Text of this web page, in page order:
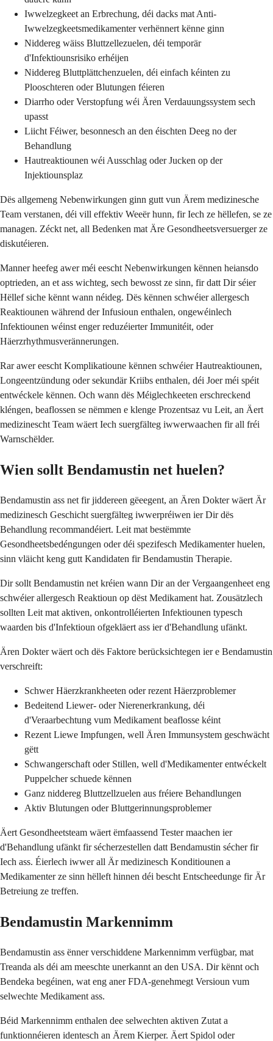
Iwwelzegkeet an Erbrechung, déi dacks mat Anti-
Iwwelzegkeetsmedikamenter verhënnert kënne ginn
Niddereg wäiss Bluttzellezuelen, déi temporär
d'Infektiounsrisiko erhéijen
Niddereg Bluttplättchenzuelen, déi einfach kéinten zu
Plooschteren oder Blutungen féieren
Diarrho oder Verstopfung wéi Ären Verdauungssystem sech
upasst
Liicht Féiwer, besonnesch an den éischten Deeg no der
Behandlung
Hautreaktiounen wéi Ausschlag oder Jucken op der
Injektiounsplaz
Dës allgemeng Nebenwirkungen ginn gutt vun Ärem medizinesche
Team verstanen, déi vill effektiv Weeër hunn, fir Iech ze hëllefen, se ze
managen. Zéckt net, all Bedenken mat Äre Gesondheetsversuerger ze
diskutéieren.
Manner heefeg awer méi eescht Nebenwirkungen kënnen heiansdo
optrieden, an et ass wichteg, sech bewosst ze sinn, fir datt Dir séier
Hëllef siche kënnt wann néideg. Dës kënnen schwéier allergesch
Reaktiounen während der Infusioun enthalen, ongewéinlech
Infektiounen wéinst enger reduzéierter Immunitéit, oder
Häerzrhythmusverännerungen.
Rar awer eescht Komplikatioune kënnen schwéier Hautreaktiounen,
Longeentzündung oder sekundär Kriibs enthalen, déi Joer méi spéit
entwéckele kënnen. Och wann dës Méiglechkeeten erschreckend
kléngen, beaflossen se nëmmen e klenge Prozentsaz vu Leit, an Äert
medizinescht Team wäert Iech suergfälteg iwwerwaachen fir all fréi
Warnschëlder.
Wien sollt Bendamustin net huelen?
Bendamustin ass net fir jiddereen gëeegent, an Ären Dokter wäert Är
medizinesch Geschicht suergfälteg iwwerpréiwen ier Dir dës
Behandlung recommandéiert. Leit mat bestëmmte
Gesondheetsbedéngungen oder déi spezifesch Medikamenter huelen,
sinn vläicht keng gutt Kandidaten fir Bendamustin Therapie.
Dir sollt Bendamustin net kréien wann Dir an der Vergaangenheet eng
schwéier allergesch Reaktioun op dëst Medikament hat. Zousätzlech
sollten Leit mat aktiven, onkontrolléierten Infektiounen typesch
waarden bis d'Infektioun ofgekläert ass ier d'Behandlung ufänkt.
Ären Dokter wäert och dës Faktore berücksichtegen ier e Bendamustin
verschreift:
Schwer Häerzkrankheeten oder rezent Häerzproblemer
Bedeitend Liewer- oder Nierenerkrankung, déi
d'Veraarbechtung vum Medikament beaflosse kéint
Rezent Liewe Impfungen, well Ären Immunsystem geschwächt
gëtt
Schwangerschaft oder Stillen, well d'Medikamenter entwéckelt
Puppelcher schuede kënnen
Ganz niddereg Bluttzellzuelen aus fréiere Behandlungen
Aktiv Blutungen oder Bluttgerinnungsproblemer
Äert Gesondheetsteam wäert ëmfaassend Tester maachen ier
d'Behandlung ufänkt fir sécherzestellen datt Bendamustin sécher fir
Iech ass. Éierlech iwwer all Är medizinesch Konditiounen a
Medikamenter ze sinn hëlleft hinnen déi bescht Entscheedunge fir Är
Betreiung ze treffen.
Bendamustin Markennimm
Bendamustin ass ënner verschiddene Markennimm verfügbar, mat
Treanda als déi am meeschte unerkannt an den USA. Dir kënnt och
Bendeka begéinen, wat eng aner FDA-genehmegt Versioun vum
selwechte Medikament ass.
Béid Markennimm enthalen dee selwechten aktiven Zutat a
funktionnéieren identesch an Ärem Kierper. Äert Spidol oder